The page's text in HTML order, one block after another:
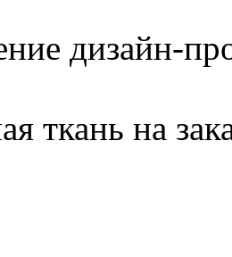
дизайн-
ткань на